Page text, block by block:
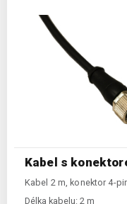
Kabel s
Kabel 2 m, konektor 4-
Délka kabelu: 2 m